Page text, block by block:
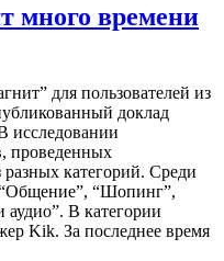
много времени
для пользователей из
доклад
исследовании
проведенных
категорий. Среди
“Шопинг”,
В категории
Kik. За последнее время